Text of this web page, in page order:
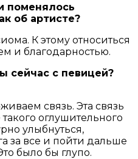
поменялось
об артисте?
К этому относиться
и благодарностью.
сейчас с певицей?
связь. Эта связь
оглушительного
улыбнуться,
за все и пойти дальше
было бы глупо.